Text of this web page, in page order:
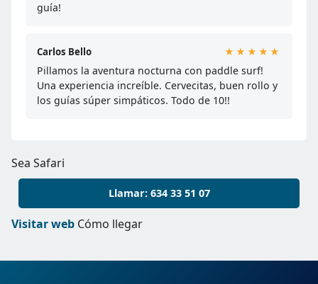
guía!
Carlos Bello ★★★★★
Pillamos la aventura nocturna con paddle surf!
Una experiencia increíble. Cervecitas, buen rollo y
los guías súper simpáticos. Todo de 10!!
Sea Safari
Llamar: 634 33 51 07
Visitar web Cómo llegar